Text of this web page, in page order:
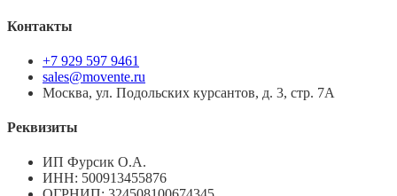
Контакты
+7 929 597 9461
sales@movente.ru
Москва, ул. Подольских курсантов, д. 3, стр. 7А
Реквизиты
ИП Фурсик О.А.
ИНН: 500913455876